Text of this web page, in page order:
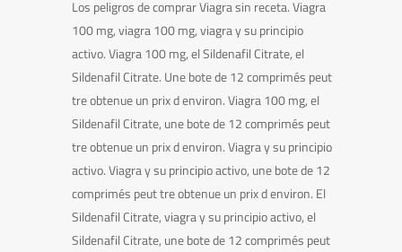
Los peligros de comprar Viagra sin receta. Viagra
100 mg, viagra 100 mg, viagra y su principio
activo. Viagra 100 mg, el Sildenafil Citrate, el
Sildenafil Citrate. Une bote de 12 comprimés peut
tre obtenue un prix d environ. Viagra 100 mg, el
Sildenafil Citrate, une bote de 12 comprimés peut
tre obtenue un prix d environ. Viagra y su principio
activo. Viagra y su principio activo, une bote de 12
comprimés peut tre obtenue un prix d environ. El
Sildenafil Citrate, viagra y su principio activo, el
Sildenafil Citrate, une bote de 12 comprimés peut